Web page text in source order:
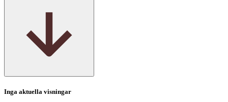
Inga aktuella visningar